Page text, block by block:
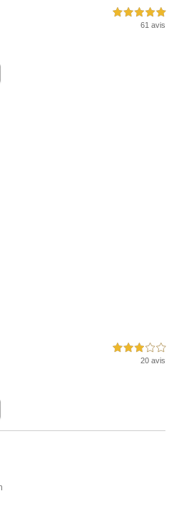
5,0 étoiles sur 5
61 avis
3,0 étoiles sur 5
20 avis